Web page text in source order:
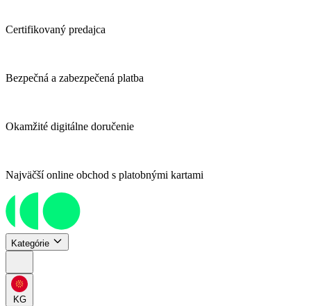
Certifikovaný predajca
Bezpečná a zabezpečená platba
Okamžité digitálne doručenie
Najväčší online obchod s platobnými kartami
Kategórie
KG